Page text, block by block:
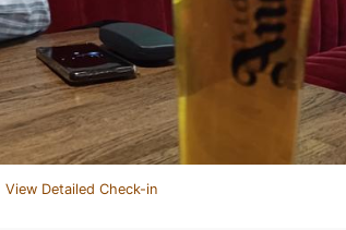
View Detailed Check-in